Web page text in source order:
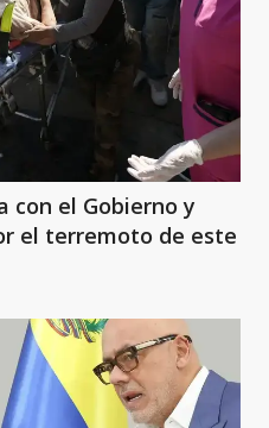
con el Gobierno y
el terremoto de este